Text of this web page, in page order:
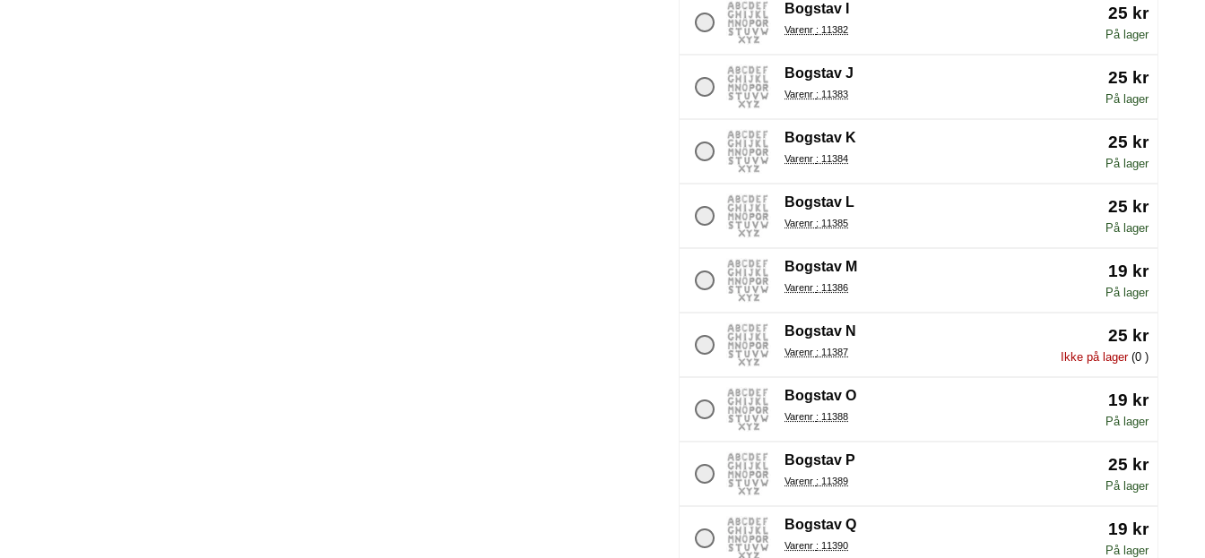
Bogstav I
Varenr : 11382
25 kr
På lager
Bogstav J
Varenr : 11383
25 kr
På lager
Bogstav K
Varenr : 11384
25 kr
På lager
Bogstav L
Varenr : 11385
25 kr
På lager
Bogstav M
Varenr : 11386
19 kr
På lager
Bogstav N
Varenr : 11387
25 kr
Ikke på lager(0 )
Bogstav O
Varenr : 11388
19 kr
På lager
Bogstav P
Varenr : 11389
25 kr
På lager
Bogstav Q
Varenr : 11390
19 kr
På lager